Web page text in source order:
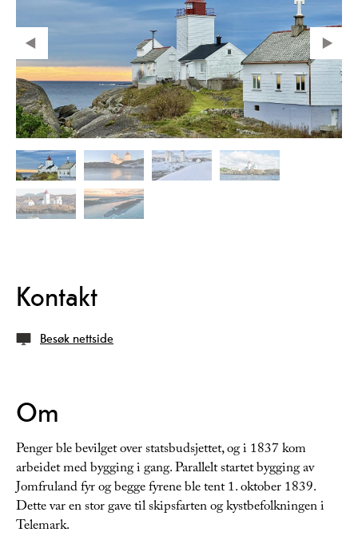
Kontakt
Besøk nettside
Om
Penger ble bevilget over statsbudsjettet, og i 1837 kom
arbeidet med bygging i gang. Parallelt startet bygging av
Jomfruland fyr og begge fyrene ble tent 1. oktober 1839.
Dette var en stor gave til skipsfarten og kystbefolkningen i
Telemark.